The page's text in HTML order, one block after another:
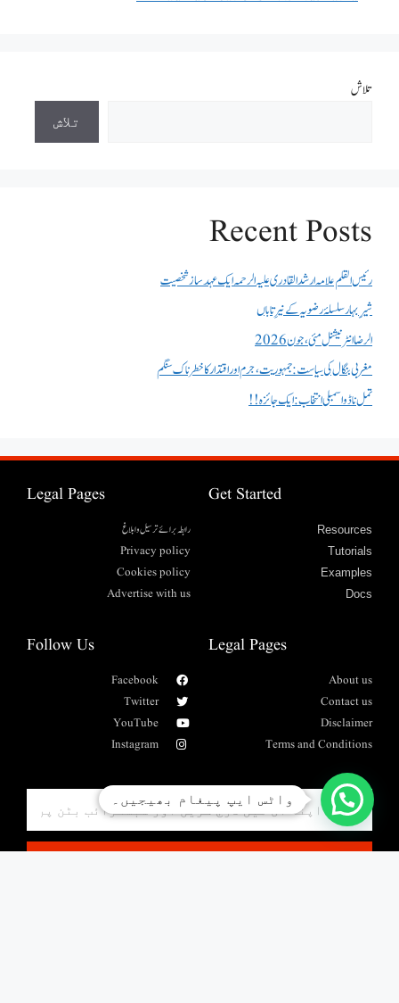
تلاش
تلاش
Recent Posts
رئیس القلم علامہ ارشد القادری علیہ الرحمہ ایک عہد ساز شخصیت
شیرِ بہار سلسلۂ رضویہ کے نیرِ تاباں
الرضا انٹر نیشنل مئی، جون 2026
مغربی بنگال کی سیاست:جمہوریت، جرم اور اقتدار کا خطرناک سنگم
تمل ناڈو اسمبلی انتخاب : ایک جائزہ !!
Get Started
Resources
Tutorials
Examples
Docs
Legal Pages
رابطہ برائے ترسیل وابلاغ
Privacy policy
Cookies policy
Advertise with us
Legal Pages
About us
Contact us
Disclaimer
Terms and Conditions
Follow Us
Facebook
Twitter
YouTube
Instagram
واٹس ایپ پیغام بھیجیں۔